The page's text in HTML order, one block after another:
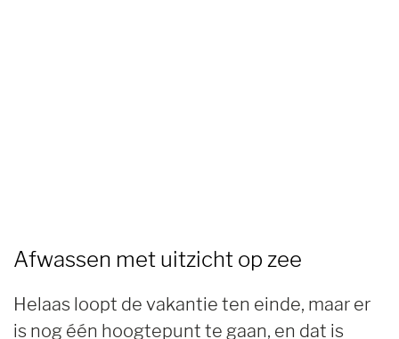
Afwassen met uitzicht op zee
Helaas loopt de vakantie ten einde, maar er
is nog één hoogtepunt te gaan, en dat is